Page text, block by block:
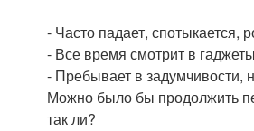
- Часто падает, спотыкается,
- Все время смотрит в
- Пребывает в задумчивости,
Можно было бы продолжить
так ли?